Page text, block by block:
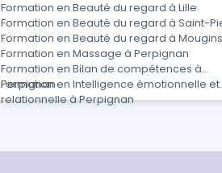
Formation en Beauté du regard à Lille
Formation en Beauté du regard à Saint-
Formation en Beauté du regard à Mougins
Formation en Massage à Perpignan
Formation en Bilan de compétences à
Perpignan
Formation en Intelligence émotionnelle et
relationnelle à Perpignan